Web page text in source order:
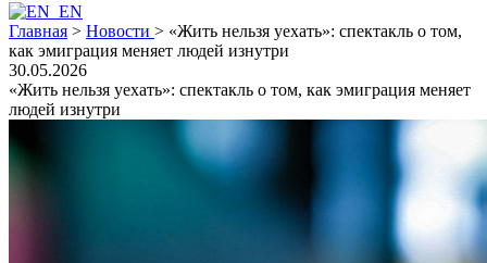
EN
Главная > Новости > «Жить нельзя уехать»: спектакль о том,
как эмиграция меняет людей изнутри
30.05.2026
«Жить нельзя уехать»: спектакль о том, как эмиграция меняет
людей изнутри